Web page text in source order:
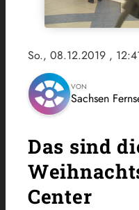
So., 08.12.2019 ,
VON
Sachsen
Das sind
Center